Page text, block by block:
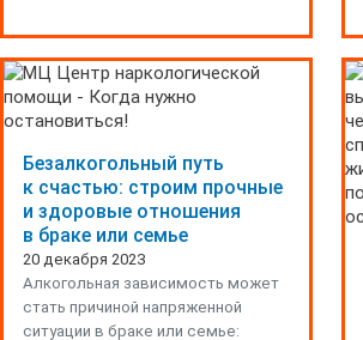
Безалкогольный путь
к счастью: строим прочные
и здоровые отношения
в браке или семье
20 декабря 2023
Алкогольная зависимость может
стать причиной напряженной
ситуации в браке или семье: